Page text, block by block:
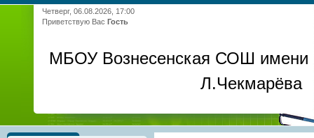
Четверг, 06.08.2026, 17:00
Приветствую Вас Гость
МБОУ Вознесенская СОШ имени
Л.Чекмарёва